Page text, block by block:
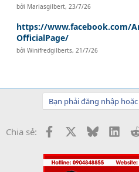
bởi Mariasgilbert, 23/7/26
https://www.facebook.com/
OfficialPage/
bởiWinifredgilberts, 21/7/26
Bạn phải đăng nhập
Chia sẻ: Facebook Bluesky